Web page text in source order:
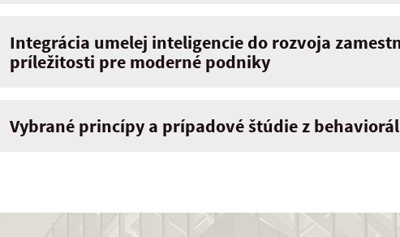
Integrácia umelej inteligencie do rozvoja
príležitosti pre moderné podniky
Vybrané princípy a prípadové štúdie z